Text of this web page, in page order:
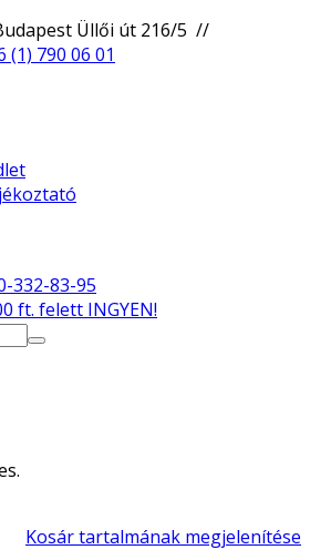
Üllői út 216/5 //
(1) 790 06 01
332-83-95
ft. felett INGYEN!
Kosár tartalmának megjelenítése